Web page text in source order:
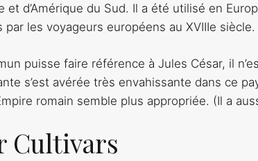
et d’Amérique du Sud. Il a été utilisé en
par les voyageurs européens au XVIIIe siècle.
puisse faire référence à Jules César, il
s’est avérée très envahissante dans ce
romain semble plus appropriée. (Il a
Cultivars